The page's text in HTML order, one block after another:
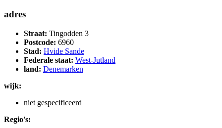
adres
Straat: Tingodden 3
Postcode: 6960
Stad: Hvide Sande
Federale staat: West-Jutland
land: Denemarken
wijk:
niet gespecificeerd
Regio's: